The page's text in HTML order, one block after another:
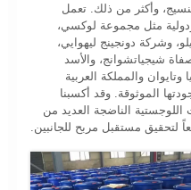
وأكثر من ذلك. تعمل
مثل مجموعة لوكسي،
وشركة دونجينج ليهوايي،
شيجياتشوانج، والأسد
والمملكة العربية
الموثوقة. وقد أكسبنا
الناضجة العديد من
لتحقيق مستقبل مربح للجانبين.